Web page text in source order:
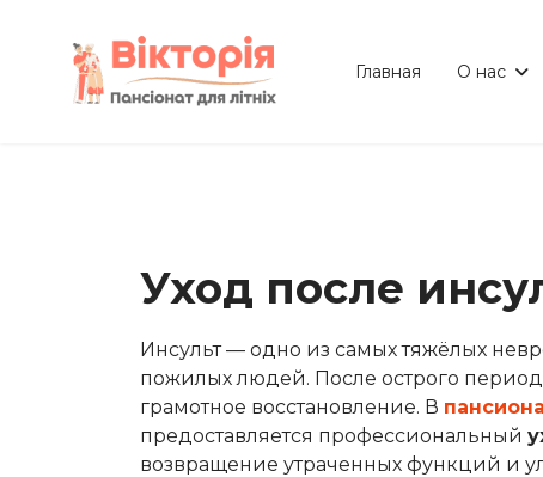
Главная О нас
Уход после
Инсульт — одно из самых тяжёлых
пожилых людей. После острого
грамотное восстановление. В
предоставляется профессиональный
возвращение утраченных функций и